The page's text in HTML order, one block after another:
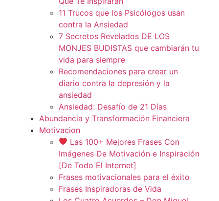
11 Trucos que los Psicólogos usan
contra la Ansiedad
7 Secretos Revelados DE LOS
MONJES BUDISTAS que cambiarán tu
vida para siempre
Recomendaciones para crear un
diario contra la depresión y la
ansiedad
Ansiedad: Desafío de 21 Días
Abundancia y Transformación Financiera
Motivacion
Las 100+ Mejores Frases Con
Imágenes De Motivación e Inspiración
[De Todo El Internet]
Frases motivacionales para el éxito
Frases Inspiradoras de Vida